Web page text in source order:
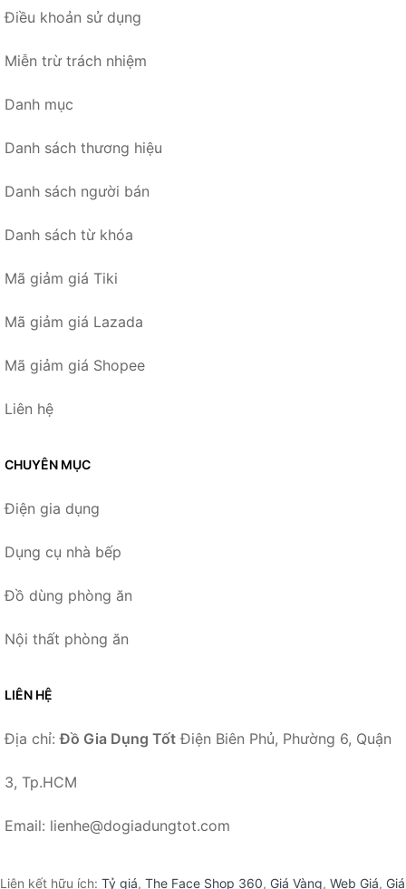
Điều khoản sử dụng
Miễn trừ trách nhiệm
Danh mục
Danh sách thương hiệu
Danh sách người bán
Danh sách từ khóa
Mã giảm giá Tiki
Mã giảm giá Lazada
Mã giảm giá Shopee
Liên hệ
CHUYÊN MỤC
Điện gia dụng
Dụng cụ nhà bếp
Đồ dùng phòng ăn
Nội thất phòng ăn
LIÊN HỆ
Địa chỉ:Đồ Gia Dụng Tốt Điện Biên Phủ, Phường 6, Quận
3, Tp.HCM
Email: lienhe@dogiadungtot.com
Liên kết hữu ích: Tỷ giá, The Face Shop 360, Giá Vàng, Web Giá, Giá